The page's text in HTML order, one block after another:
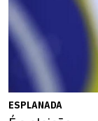
ESPLANADA